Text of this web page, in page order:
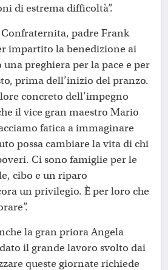
di estrema difficoltà”.
padre Frank
impartito la benedizione ai
preghiera per la pace e per
prima dell’inizio del pranzo.
concreto dell’impegno
il vice gran maestro Mario
fatica a immaginare
possa cambiare la vita di chi
Ci sono famiglie per le
cibo e un riparo
un privilegio. È per loro che
la gran priora Angela
il grande lavoro svolto dai
queste giornate richiede